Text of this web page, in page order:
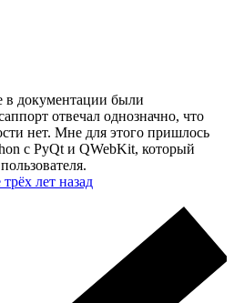
документации были
отвечал однозначно, что
нет. Мне для этого пришлось
с PyQt и QWebKit, который
трёх лет назад